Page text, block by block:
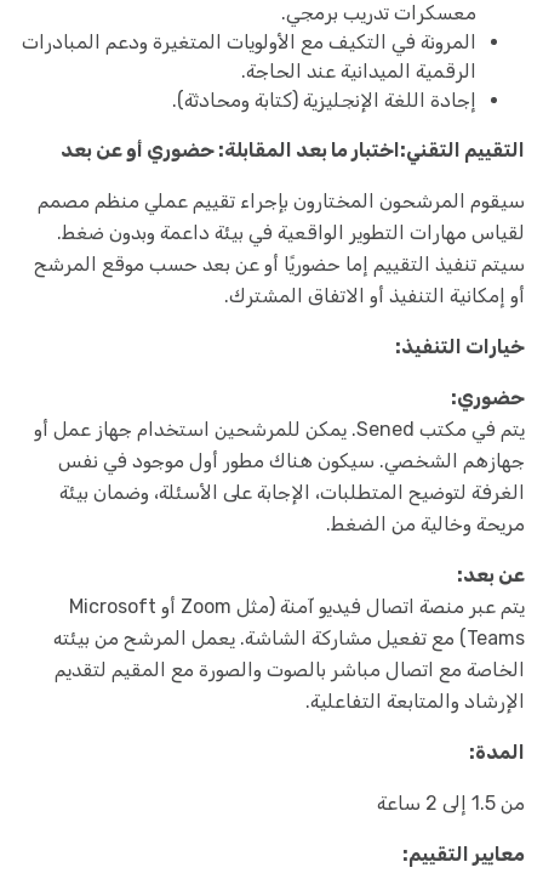
معسكرات تدريب برمجي.
المرونة في التكيف مع الأولويات المتغيرة ودعم المبادرات
الرقمية الميدانية عند الحاجة.
إجادة اللغة الإنجليزية (كتابة ومحادثة).
التقييم التقني:اختبار ما بعد المقابلة: حضوري أو عن بعد
سيقوم المرشحون المختارون بإجراء تقييم عملي منظم مصمم
لقياس مهارات التطوير الواقعية في بيئة داعمة وبدون ضغط.
سيتم تنفيذ التقييم إما حضوريًا أو عن بعد حسب موقع المرشح
أو إمكانية التنفيذ أو الاتفاق المشترك.
خيارات التنفيذ:
حضوري:
يتم في مكتب Sened. يمكن للمرشحين استخدام جهاز عمل أو
جهازهم الشخصي. سيكون هناك مطور أول موجود في نفس
الغرفة لتوضيح المتطلبات، الإجابة على الأسئلة، وضمان بيئة
مريحة وخالية من الضغط.
عن بعد:
يتم عبر منصة اتصال فيديو آمنة (مثل Zoom أو Microsoft
Teams) مع تفعيل مشاركة الشاشة. يعمل المرشح من بيئته
الخاصة مع اتصال مباشر بالصوت والصورة مع المقيم لتقديم
الإرشاد والمتابعة التفاعلية.
المدة:
من 1.5 إلى 2 ساعة
معايير التقييم: